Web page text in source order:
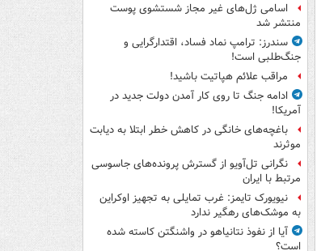
اسامی ژل‌های غیر مجاز شستشوی پوست
منتشر شد
سندرز: ترامپ نماد فساد، اقتدارگرایی و
جنگ‌طلبی است!
مراقب علائم هپاتیت باشید!
ادامه جنگ تا روی کار آمدن دولت جدید در
آمریکا!
باغچه‌های خانگی در کاهش خطر ابتلا به دیابت
موثرند
نگرانی تل‌آویو از گسترش پرونده‌های جاسوسی
مرتبط با ایران
نیویورک تایمز: غرب تمایلی به تجهیز اوکراین
به موشک‌های رهگیر ندارد
آیا از نفوذ نتانیاهو در واشنگتن کاسته شده
است؟